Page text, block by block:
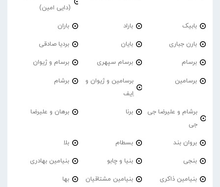
(دایی امین)
بابیک باراد باران
بارن جباری بایان بردیا صادقی
برسام برسام سپهری برسام و ژیوان
برسامین
برسامین و ژیوان و
اِیف
برشام
برشام و علیرضا جی
جی
برنا برهان و علیرضا
بروان بند بسطام بلا
بنجی بنیا و چابو بنیامین بهادری
بنیامین ذاکری بنیامین مشتاقیان بها